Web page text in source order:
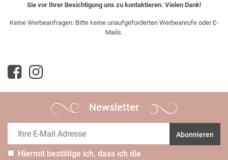
Sie vor Ihrer Besichtigung uns zu kontaktieren. Vielen Dank!
Keine Werbeanfragen: Bitte keine unaufgeforderten Werbeanrufe oder E-
Mails.
Newsletter
Abonnieren
Hiermit bestätige ich, dass ich die